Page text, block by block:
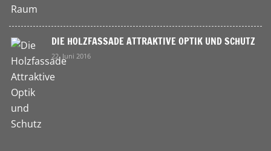
DIE HOLZFASSADE ATTRAKTIVE OPTIK UND SCHUTZ
22. Juni 2016